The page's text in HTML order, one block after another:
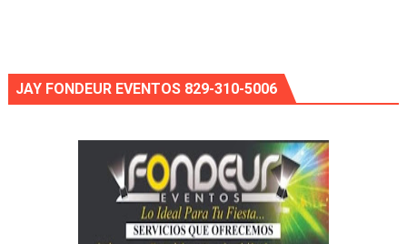
JAY FONDEUR EVENTOS 829-310-5006